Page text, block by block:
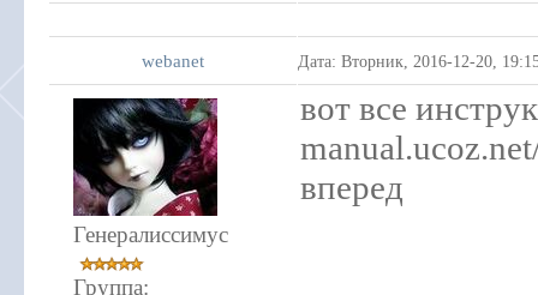
webanet Дата: Вторник, 2016-12-20,
Генералиссимус
Группа:
вот все
вперед